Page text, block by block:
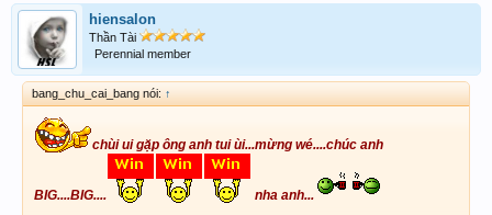
hiensalon
Thần Tài
Perennial member
bang_chu_cai_bang nói: ↑
chùi ui gặp ông anh tui ùi...mừng wé....chúc anh
BIG....BIG.... nha anh...